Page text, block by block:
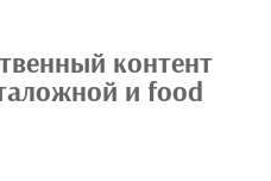
контент
и food